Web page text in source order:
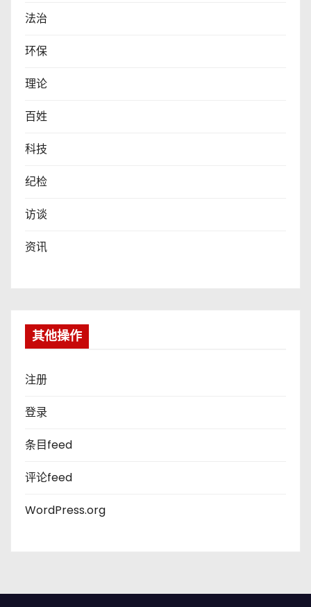
法治
环保
理论
百姓
科技
纪检
访谈
资讯
其他操作
注册
登录
条目feed
评论feed
WordPress.org